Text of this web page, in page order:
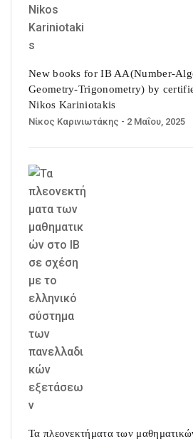
New books for IB AA(Number-
Geometry-Trigonometry) by
Nikos Kariniotakis
Νίκος Καρινιωτάκης - 2 Μαΐου, 2025
Τα πλεονεκτήματα των